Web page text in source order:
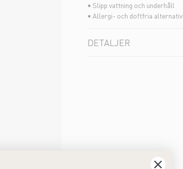
• Slipp vattning och underhåll
• Allergi- och doftfria alternativ
DETALJER